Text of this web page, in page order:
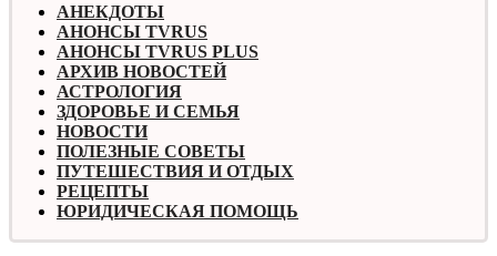
АНЕКДОТЫ
АНОНСЫ TVRUS
АНОНСЫ TVRUS PLUS
АРХИВ НОВОСТЕЙ
АСТРОЛОГИЯ
ЗДОРОВЬЕ И СЕМЬЯ
НОВОСТИ
ПОЛЕЗНЫЕ СОВЕТЫ
ПУТЕШЕСТВИЯ И ОТДЫХ
РЕЦЕПТЫ
ЮРИДИЧЕСКАЯ ПОМОЩЬ